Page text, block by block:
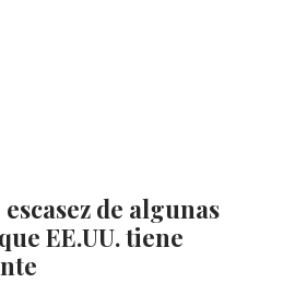
de algunas
EE.UU. tiene